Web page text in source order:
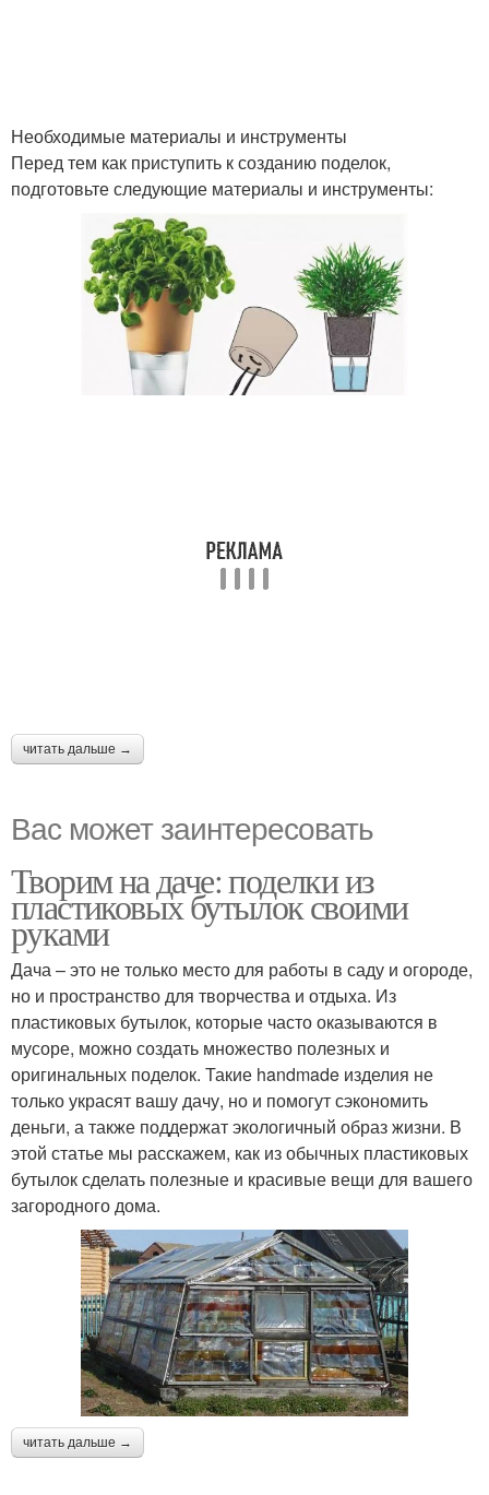
Необходимые материалы и инструменты
Перед тем как приступить к созданию поделок,
подготовьте следующие материалы и инструменты:
читать дальше →
Вас может заинтересовать
Творим на даче: поделки из
пластиковых бутылок своими
руками
Дача – это не только место для работы в саду и огороде,
но и пространство для творчества и отдыха. Из
пластиковых бутылок, которые часто оказываются в
мусоре, можно создать множество полезных и
оригинальных поделок. Такие handmade изделия не
только украсят вашу дачу, но и помогут сэкономить
деньги, а также поддержат экологичный образ жизни. В
этой статье мы расскажем, как из обычных пластиковых
бутылок сделать полезные и красивые вещи для вашего
загородного дома.
читать дальше →